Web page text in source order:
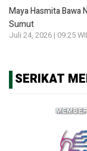
Maya Hasmita Bawa
Sumut
Juli 24, 2026 | 09:25
SERIKAT